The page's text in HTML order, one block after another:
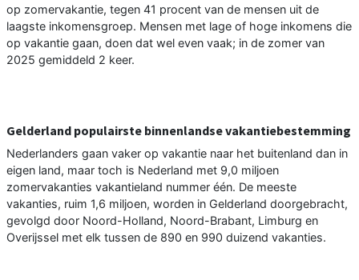
op zomervakantie, tegen 41 procent van de mensen uit de
laagste inkomensgroep. Mensen met lage of hoge inkomens die
op vakantie gaan, doen dat wel even vaak; in de zomer van
2025 gemiddeld 2 keer.
Gelderland populairste binnenlandse vakantiebestemming
Nederlanders gaan vaker op vakantie naar het buitenland dan in
eigen land, maar toch is Nederland met 9,0 miljoen
zomervakanties vakantieland nummer één. De meeste
vakanties, ruim 1,6 miljoen, worden in Gelderland doorgebracht,
gevolgd door Noord-Holland, Noord-Brabant, Limburg en
Overijssel met elk tussen de 890 en 990 duizend vakanties.